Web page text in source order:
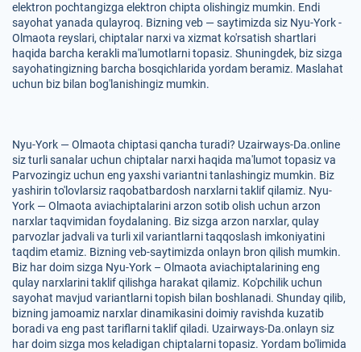
elektron pochtangizga elektron chipta olishingiz mumkin. Endi
sayohat yanada qulayroq. Bizning veb — saytimizda siz Nyu-York -
Olmaota reyslari, chiptalar narxi va xizmat ko'rsatish shartlari
haqida barcha kerakli ma'lumotlarni topasiz. Shuningdek, biz sizga
sayohatingizning barcha bosqichlarida yordam beramiz. Maslahat
uchun biz bilan bog'lanishingiz mumkin.
Nyu-York — Olmaota chiptasi qancha turadi? Uzairways-Da.online
siz turli sanalar uchun chiptalar narxi haqida ma'lumot topasiz va
Parvozingiz uchun eng yaxshi variantni tanlashingiz mumkin. Biz
yashirin to'lovlarsiz raqobatbardosh narxlarni taklif qilamiz. Nyu-
York — Olmaota aviachiptalarini arzon sotib olish uchun arzon
narxlar taqvimidan foydalaning. Biz sizga arzon narxlar, qulay
parvozlar jadvali va turli xil variantlarni taqqoslash imkoniyatini
taqdim etamiz. Bizning veb-saytimizda onlayn bron qilish mumkin.
Biz har doim sizga Nyu-York – Olmaota aviachiptalarining eng
qulay narxlarini taklif qilishga harakat qilamiz. Ko'pchilik uchun
sayohat mavjud variantlarni topish bilan boshlanadi. Shunday qilib,
bizning jamoamiz narxlar dinamikasini doimiy ravishda kuzatib
boradi va eng past tariflarni taklif qiladi. Uzairways-Da.onlayn siz
har doim sizga mos keladigan chiptalarni topasiz. Yordam bo'limida